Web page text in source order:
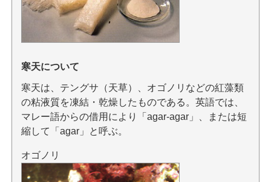
寒天について
寒天は、テングサ（天草）、オゴノリなどの紅藻類
の粘液質を凍結・乾燥したものである。英語では、
マレー語からの借用により「agar-agar」、または短
縮して「agar」と呼ぶ。
オゴノリ